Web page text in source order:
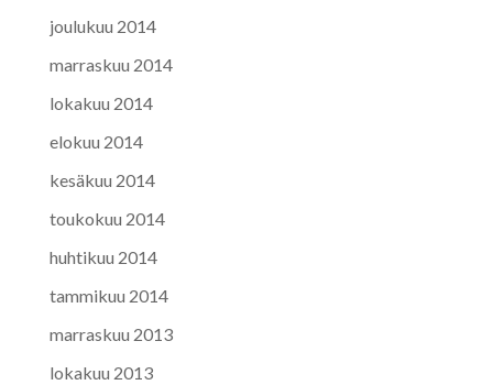
joulukuu 2014
marraskuu 2014
lokakuu 2014
elokuu 2014
kesäkuu 2014
toukokuu 2014
huhtikuu 2014
tammikuu 2014
marraskuu 2013
lokakuu 2013